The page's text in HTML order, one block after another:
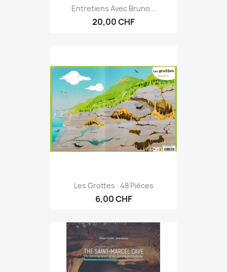
Entretiens Avec Bruno...
20,00 CHF
Les Grottes : 48 Pièces
6,00 CHF